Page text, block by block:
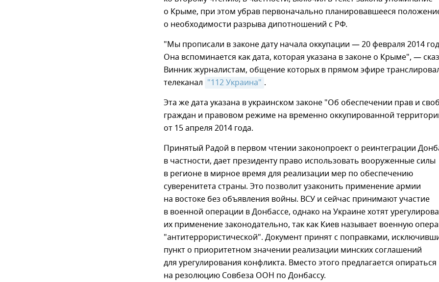
о Крыме, при этом убрав первоначально планировавшееся
о необходимости разрыва дипотношений с РФ.
"Мы прописали в законе дату начала оккупации — 20 февраля 2014
Она вспоминается как дата, которая указана в законе о Крыме", —
Винник журналистам, общение которых в прямом эфире
телеканал "112 Украина" .
Эта же дата указана в украинском законе "Об обеспечении прав и
граждан и правовом режиме на временно оккупированной
от 15 апреля 2014 года.
Принятый Радой в первом чтении законопроект о реинтеграции
в частности, дает президенту право использовать вооруженные силы
в регионе в мирное время для реализации мер по обеспечению
суверенитета страны. Это позволит узаконить применение армии
на востоке без объявления войны. ВСУ и сейчас принимают участие
в военной операции в Донбассе, однако на Украине хотят
их применение законодательно, так как Киев называет военную
"антитеррористической". Документ принят с поправками,
пункт о приоритетном значении реализации минских соглашений
для урегулирования конфликта. Вместо этого предлагается опираться
на резолюцию Совбеза ООН по Донбассу.